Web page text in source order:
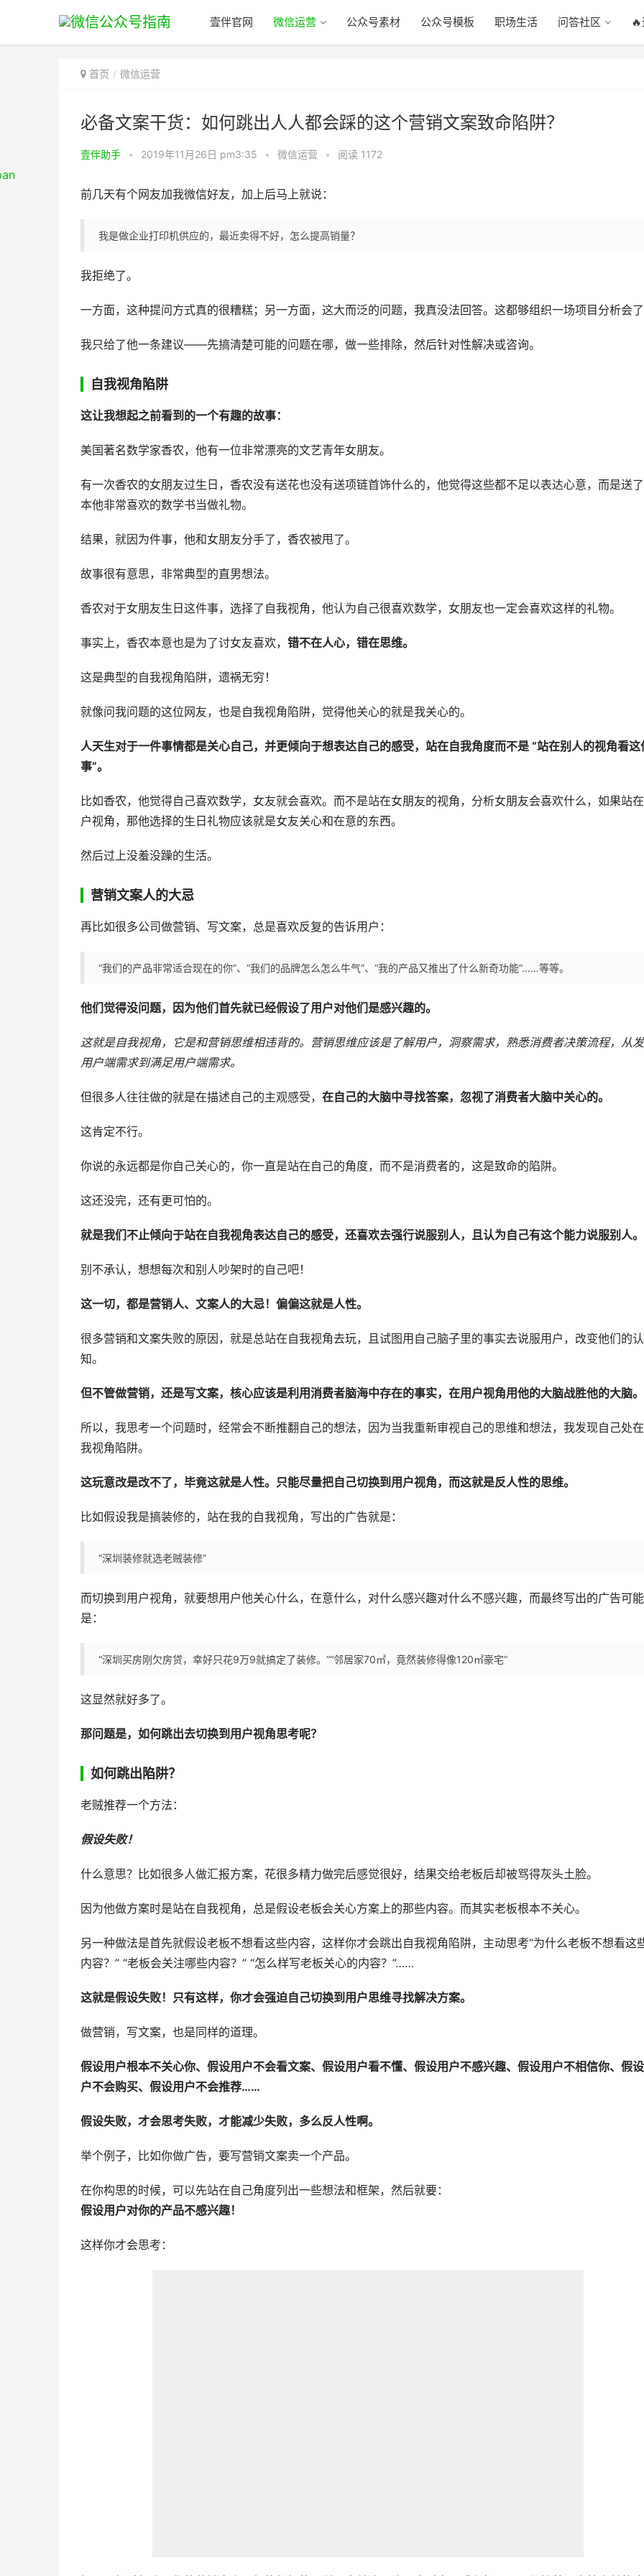
壹伴官网 微信运营 公众号素材 公众号模板 职场生活 问答社区
首页 微信运营
必备文案干货：如何跳出人人都会踩的这个营销文案致命陷阱？
壹伴助手 • 2019年11月26日 pm3:35 • 微信运营 • 阅读 1172
前几天有个网友加我微信好友，加上后马上就说：
我是做企业打印机供应的，最近卖得不好，怎么提高销量？
我拒绝了。
一方面，这种提问方式真的很糟糕；另一方面，这大而泛的问题，我真没法回答。这都够组织一场项目分析会
我只给了他一条建议——先搞清楚可能的问题在哪，做一些排除，然后针对性解决或咨询。
自我视角陷阱
这让我想起之前看到的一个有趣的故事：
美国著名数学家香农，他有一位非常漂亮的文艺青年女朋友。
有一次香农的女朋友过生日，香农没有送花也没有送项链首饰什么的，他觉得这些都不足以表达心意，而是送
本他非常喜欢的数学书当做礼物。
结果，就因为件事，他和女朋友分手了，香农被甩了。
故事很有意思，非常典型的直男想法。
香农对于女朋友生日这件事，选择了自我视角，他认为自己很喜欢数学，女朋友也一定会喜欢这样的礼物。
事实上，香农本意也是为了讨女友喜欢， 错不在人心，错在思维。
这是典型的自我视角陷阱，遗祸无穷！
就像问我问题的这位网友，也是自我视角陷阱，觉得他关心的就是我关心的。
人天生对于一件事情都是关心自己，并更倾向于想表达自己的感受，站在自我角度而不是 “站在别人的视角看这
事”。
比如香农，他觉得自己喜欢数学，女友就会喜欢。而不是站在女朋友的视角，分析女朋友会喜欢什么，如果站
户视角，那他选择的生日礼物应该就是女友关心和在意的东西。
然后过上没羞没躁的生活。
营销文案人的大忌
再比如很多公司做营销、写文案，总是喜欢反复的告诉用户：
“我们的产品非常适合现在的你”、“我们的品牌怎么怎么牛气”、“我的产品又推出了什么新奇功能”……等等。
他们觉得没问题，因为他们首先就已经假设了用户对他们是感兴趣的。
这就是自我视角，它是和营销思维相违背的。营销思维应该是了解用户，洞察需求，熟悉消费者决策流程，从
用户端需求到满足用户端需求。
但很多人往往做的就是在描述自己的主观感受， 在自己的大脑中寻找答案，忽视了消费者大脑中关心的。
这肯定不行。
你说的永远都是你自己关心的，你一直是站在自己的角度，而不是消费者的，这是致命的陷阱。
这还没完，还有更可怕的。
就是我们不止倾向于站在自我视角表达自己的感受，还喜欢去强行说服别人，且认为自己有这个能力说服别人。
别不承认，想想每次和别人吵架时的自己吧！
这一切，都是营销人、文案人的大忌！偏偏这就是人性。
很多营销和文案失败的原因，就是总站在自我视角去玩，且试图用自己脑子里的事实去说服用户，改变他们的认
知。
但不管做营销，还是写文案，核心应该是利用消费者脑海中存在的事实，在用户视角用他的大脑战胜他的大脑。
所以，我思考一个问题时，经常会不断推翻自己的想法，因为当我重新审视自己的思维和想法，我发现自己处
我视角陷阱。
这玩意改是改不了，毕竟这就是人性。只能尽量把自己切换到用户视角，而这就是反人性的思维。
比如假设我是搞装修的，站在我的自我视角，写出的广告就是：
“深圳装修就选老贼装修”
而切换到用户视角，就要想用户他关心什么，在意什么，对什么感兴趣对什么不感兴趣，而最终写出的广告可
是：
“深圳买房刚欠房贷，幸好只花9万9就搞定了装修。”“邻居家70㎡，竟然装修得像120㎡豪宅”
这显然就好多了。
那问题是，如何跳出去切换到用户视角思考呢？
如何跳出陷阱？
老贼推荐一个方法：
假设失败！
什么意思？比如很多人做汇报方案，花很多精力做完后感觉很好，结果交给老板后却被骂得灰头土脸。
因为他做方案时是站在自我视角，总是假设老板会关心方案上的那些内容。而其实老板根本不关心。
另一种做法是首先就假设老板不想看这些内容，这样你才会跳出自我视角陷阱，主动思考“为什么老板不想看这
内容？” “老板会关注哪些内容？” “怎么样写老板关心的内容？”……
这就是假设失败！只有这样，你才会强迫自己切换到用户思维寻找解决方案。
做营销，写文案，也是同样的道理。
假设用户根本不关心你、假设用户不会看文案、假设用户看不懂、假设用户不感兴趣、假设用户不相信你、假
户不会购买、假设用户不会推荐……
假设失败，才会思考失败，才能减少失败，多么反人性啊。
举个例子，比如你做广告，要写营销文案卖一个产品。
在你构思的时候，可以先站在自己角度列出一些想法和框架，然后就要：
假设用户对你的产品不感兴趣！
这样你才会思考：